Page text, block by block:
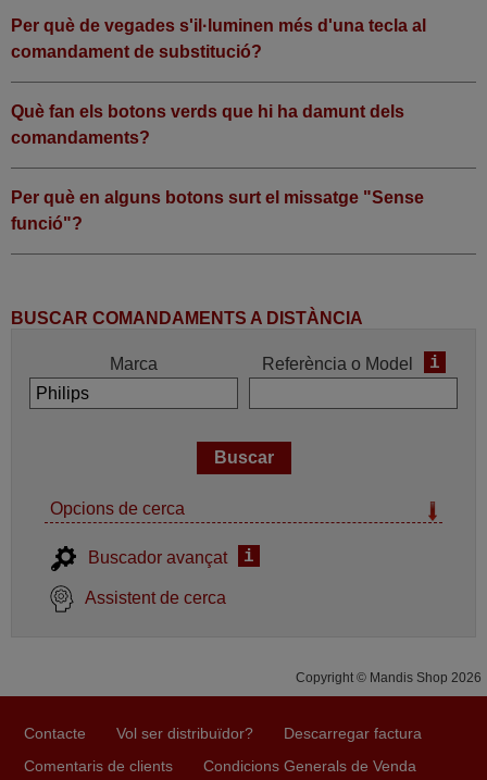
Per què de vegades s'il·luminen més d'una tecla al
comandament de substitució?
Què fan els botons verds que hi ha damunt dels
comandaments?
Per què en alguns botons surt el missatge "Sense
funció"?
BUSCAR COMANDAMENTS A DISTÀNCIA
Marca Referència o Model i
Opcions de cerca
Buscador avançat i
Assistent de cerca
Copyright © Mandis Shop 2026
Contacte Vol ser distribuïdor?
Descarregar factura
Comentaris de clients
Condicions Generals de Venda